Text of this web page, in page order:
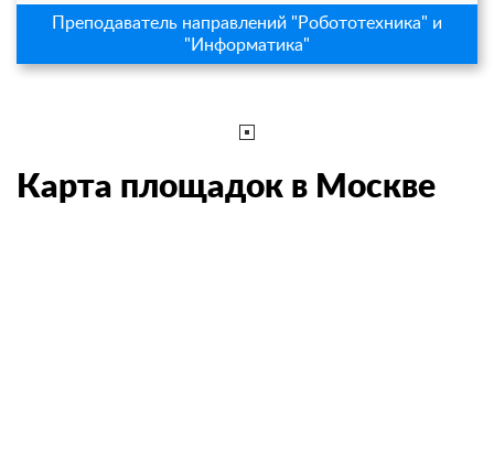
Преподаватель направлений "Робототехника" и
"Информатика"
Карта площадок в Москве